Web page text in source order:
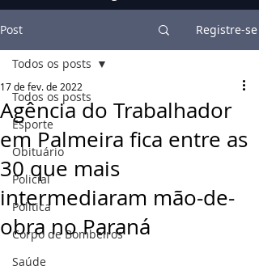
Post Registre-se
Todos os posts
Esporte
Obituário
Policial
Politica
Corpo de Bombeiros
Saúde
Todos os posts
Agência do Trabalhador
em Palmeira fica entre as
30 que mais
intermediaram mão-de-
obra no Paraná
17 de fev. de 2022